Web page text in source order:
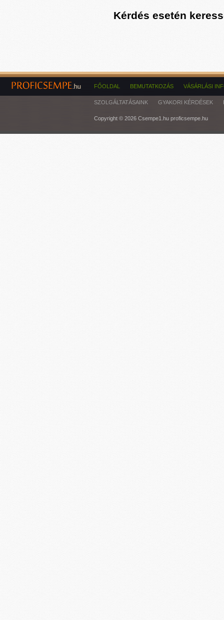
Kérdés esetén
FŐOLDAL BEMUTATKOZÁS VÁSÁRLÁSI
SZOLGÁLTATÁSAINK GYAKORI KÉRDÉSEK
Copyright © 2026 Csempe1.hu proficsempe.hu